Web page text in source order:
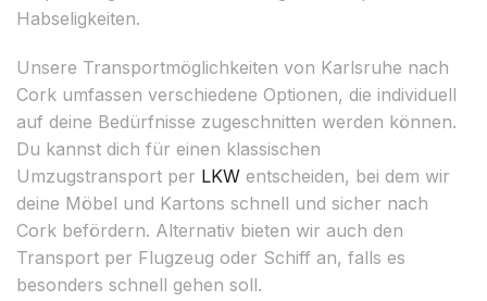
Habseligkeiten.
Unsere Transportmöglichkeiten von Karlsruhe nach
Cork umfassen verschiedene Optionen, die individuell
auf deine Bedürfnisse zugeschnitten werden können.
Du kannst dich für einen klassischen
Umzugstransport per LKW entscheiden, bei dem wir
deine Möbel und Kartons schnell und sicher nach
Cork befördern. Alternativ bieten wir auch den
Transport per Flugzeug oder Schiff an, falls es
besonders schnell gehen soll.